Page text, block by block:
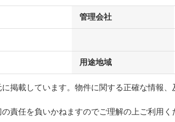
管理会社
用途地域
に掲載しています。物件に関する正確な情報
責任を負いかねますのでご理解の上ご利用く